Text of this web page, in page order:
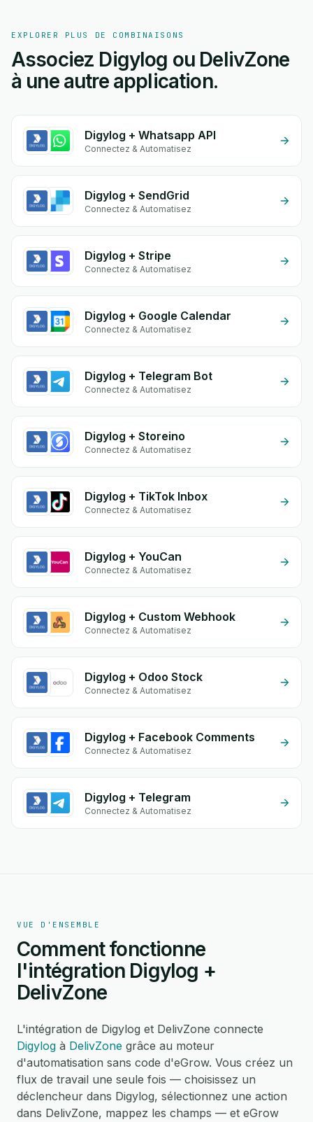
EXPLORER PLUS DE COMBINAISONS
Associez Digylog ou DelivZone
à une autre application.
Digylog + Whatsapp API
Connectez & Automatisez
Digylog + SendGrid
Connectez & Automatisez
Digylog + Stripe
Connectez & Automatisez
Digylog + Google Calendar
Connectez & Automatisez
Digylog + Telegram Bot
Connectez & Automatisez
Digylog + Storeino
Connectez & Automatisez
Digylog + TikTok Inbox
Connectez & Automatisez
Digylog + YouCan
Connectez & Automatisez
Digylog + Custom Webhook
Connectez & Automatisez
Digylog + Odoo Stock
Connectez & Automatisez
Digylog + Facebook Comments
Connectez & Automatisez
Digylog + Telegram
Connectez & Automatisez
VUE D'ENSEMBLE
Comment fonctionne
l'intégration Digylog +
DelivZone
L'intégration de Digylog et DelivZone connecte
Digylog à DelivZone grâce au moteur
d'automatisation sans code d'eGrow. Vous créez un
flux de travail une seule fois — choisissez un
déclencheur dans Digylog, sélectionnez une action
dans DelivZone, mappez les champs — et eGrow